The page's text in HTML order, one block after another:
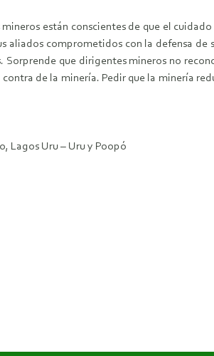
están conscientes de que el
aliados comprometidos con la defensa
que dirigentes mineros no
de la minería. Pedir que la minería
Lagos Uru – Uru y Poopó